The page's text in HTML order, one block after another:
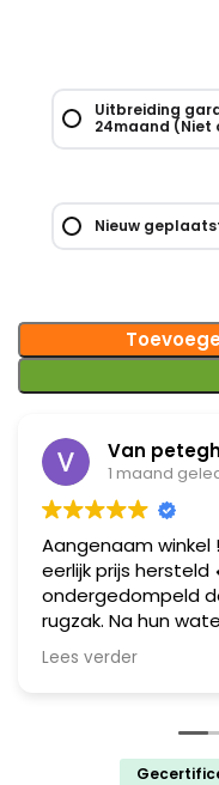
Uitbreiding
24maand
Nieuw
Van
1 maand
Aangenaam winkel
eerlijk prijs hersteld
ondergedompeld door een groot
rugzak. Na hun
mijn toestel zoals
gelukkig terug
Lees verder